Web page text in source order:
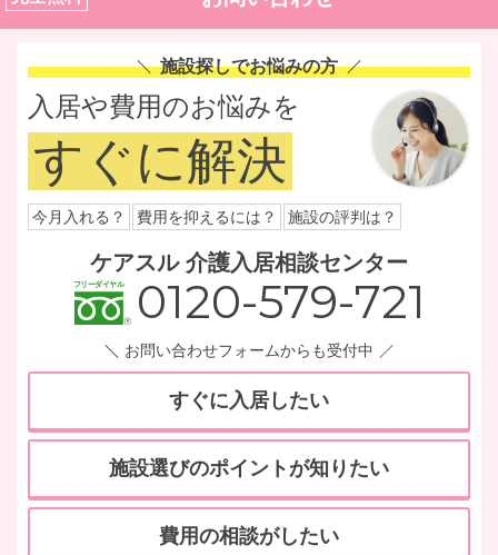
施設探しでお悩みの方
入居や費用のお悩みを
すぐに解決
今月入れる？ 費用を抑えるには？ 施設の評判は？
ケアスル 介護入居相談センター
0120-579-721
お問い合わせフォームからも受付中
すぐに入居したい
施設選びのポイントが知りたい
費用の相談がしたい